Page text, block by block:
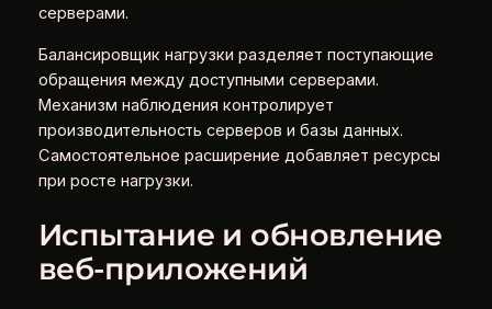
серверами.
Балансировщик нагрузки разделяет поступающие
обращения между доступными серверами.
Механизм наблюдения контролирует
производительность серверов и базы данных.
Самостоятельное расширение добавляет ресурсы
при росте нагрузки.
Испытание и обновление
веб-приложений